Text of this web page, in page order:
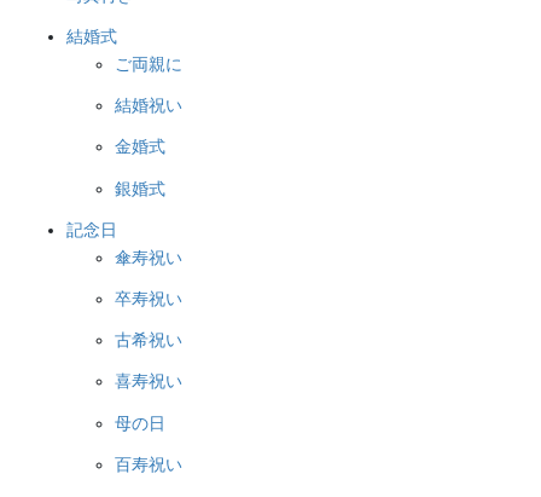
結婚式
ご両親に
結婚祝い
金婚式
銀婚式
記念日
傘寿祝い
卒寿祝い
古希祝い
喜寿祝い
母の日
百寿祝い